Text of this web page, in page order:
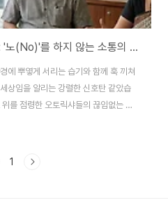
인도 비즈니스의 다양성 이해: '노(No)'를 하지 않는 소통의 비밀
에 뿌옇게 서리는 습기와 함께 훅 끼쳐
상임을 알리는 강렬한 신호탄 같았습
를 점령한 오토릭샤들의 끊임없는 경
져 정신을 혼미하게 만들 정도였습니
닫게 되었습니다.14억 인구와 수천 개
1